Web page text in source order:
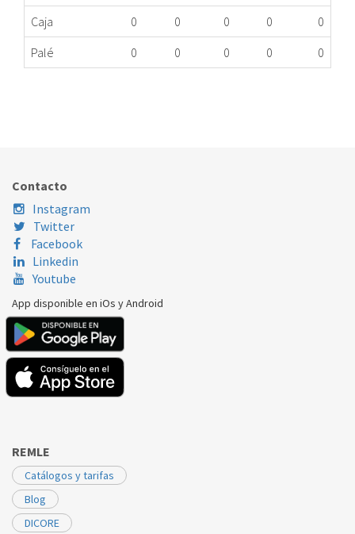
Caja
0 0 0 0
0
Palé
0 0 0 0 0
JUNKERS/BOSCH
Contacto
Instagram
Twitter
Facebook
Linkedin
Youtube
App disponible en iOs y Android
REMLE
Catálogos y tarifas
Blog
DICORE